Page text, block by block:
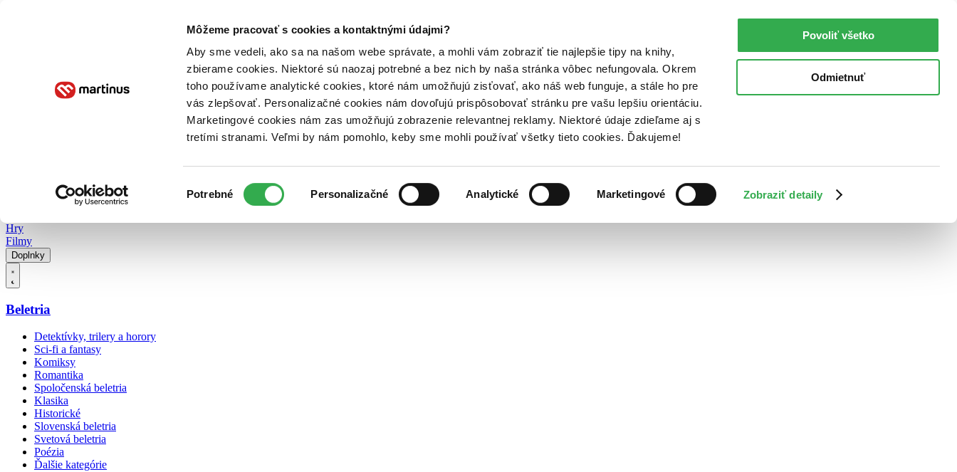
Môžeme pracovať s cookies a kontaktnými údajmi?
Aby sme vedeli, ako sa na našom webe správate, a mohli vám zobraziť tie najlepšie tipy na knihy,
zbierame cookies. Niektoré sú naozaj potrebné a bez nich by naša stránka vôbec nefungovala. Okrem
toho používame analytické cookies, ktoré nám umožňujú zisťovať, ako náš web funguje, a stále ho pre
vás zlepšovať. Personalizačné cookies nám dovoľujú prispôsobovať stránku pre vašu lepšiu orientáciu.
Marketingové cookies nám zas umožňujú zobrazenie relevantnej reklamy. Niektoré údaje zdieľame aj s
tretími stranami. Veľmi by nám pomohlo, keby sme mohli používať všetky tieto cookies. Ďakujeme!
súhlasu
Potrebné Personalizačné Analytické Marketingové Zobraziť detaily
Povoliť všetko
Odmietnuť
Poukážky Kontakt
Hry
Filmy
Doplnky
Beletria
Detektívky, trilery a horory
Sci-fi a fantasy
Komiksy
Romantika
Spoločenská beletria
Klasika
Historické
Slovenská beletria
Svetová beletria
Poézia
Ďalšie kategórie